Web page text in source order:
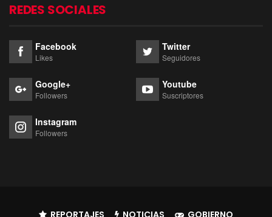
REDES SOCIALES
Facebook
Likes
Twitter
Seguidores
Google+
Followers
Youtube
Suscriptores
Instagram
Followers
REPORTAJES NOTICIAS GOBIERNO